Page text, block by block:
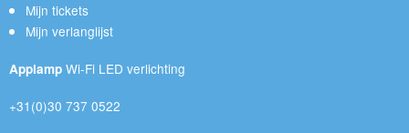
Mijn tickets
Mijn verlanglijst
Applamp Wi-Fi LED verlichting
+31(0)30 737 0522